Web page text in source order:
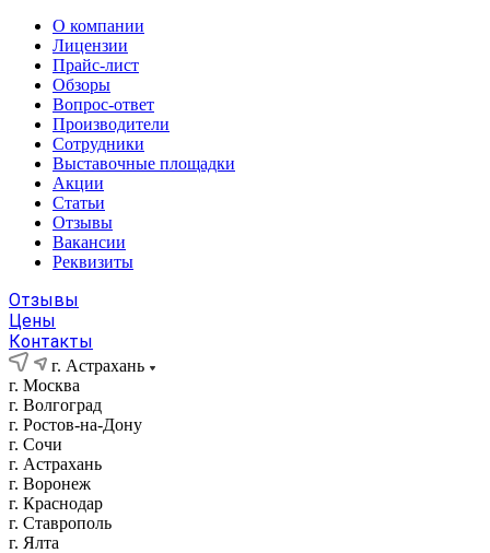
О компании
Лицензии
Прайс-лист
Обзоры
Вопрос-ответ
Производители
Сотрудники
Выставочные площадки
Акции
Статьи
Отзывы
Вакансии
Реквизиты
Отзывы
Цены
Контакты
г. Астрахань
г. Москва
г. Волгоград
г. Ростов-на-Дону
г. Сочи
г. Астрахань
г. Воронеж
г. Краснодар
г. Ставрополь
г. Ялта